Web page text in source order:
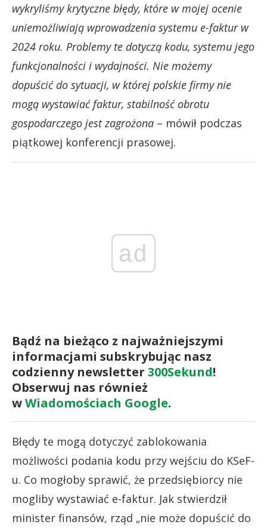
wykryliśmy krytyczne błędy, które w mojej ocenie
uniemożliwiają wprowadzenia systemu e-faktur w
2024 roku. Problemy te dotyczą kodu, systemu jego
funkcjonalności i wydajności. Nie możemy
dopuścić do sytuacji, w której polskie firmy nie
mogą wystawiać faktur, stabilność obrotu
gospodarczego jest zagrożona – mówił podczas
piątkowej konferencji prasowej.
ad
Bądź na bieżąco z najważniejszymi
informacjami subskrybując nasz
codzienny newsletter 300Sekund!
Obserwuj nas również
wWiadomościach Google.
Błędy te mogą dotyczyć zablokowania
możliwości podania kodu przy wejściu do KSeF-
u. Co mogłoby sprawić, że przedsiębiorcy nie
mogliby wystawiać e-faktur. Jak stwierdził
minister finansów, rząd „nie może dopuścić do